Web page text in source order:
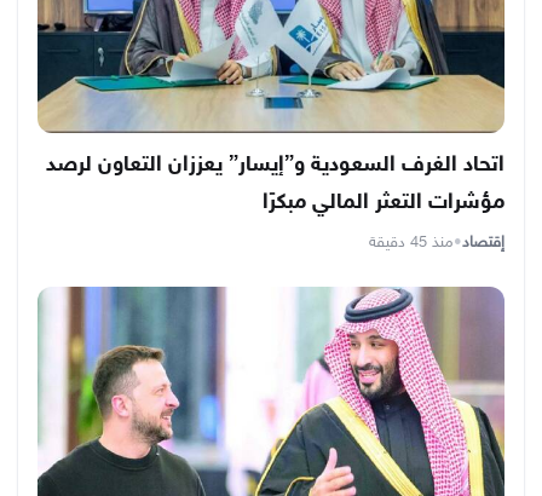
اتحاد الغرف السعودية و”إيسار” يعززان التعاون لرصد
مؤشرات التعثر المالي مبكرًا
إقتصاد•منذ 45 دقيقة